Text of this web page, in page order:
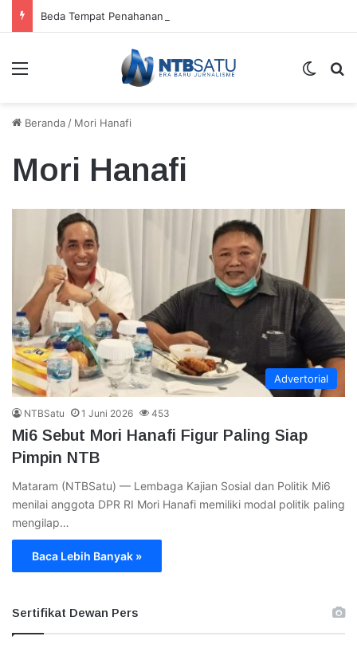
Menu
Beranda / Mori Hanafi
Mori Hanafi
Advertorial
NTBSatu 1 Juni 2026 453
Mi6 Sebut Mori Hanafi Figur Paling Siap
Pimpin NTB
Mataram (NTBSatu) — Lembaga Kajian Sosial dan Politik Mi6
menilai anggota DPR RI Mori Hanafi memiliki modal politik paling
mengilap…
Baca Lebih Banyak »
Sertifikat Dewan Pers